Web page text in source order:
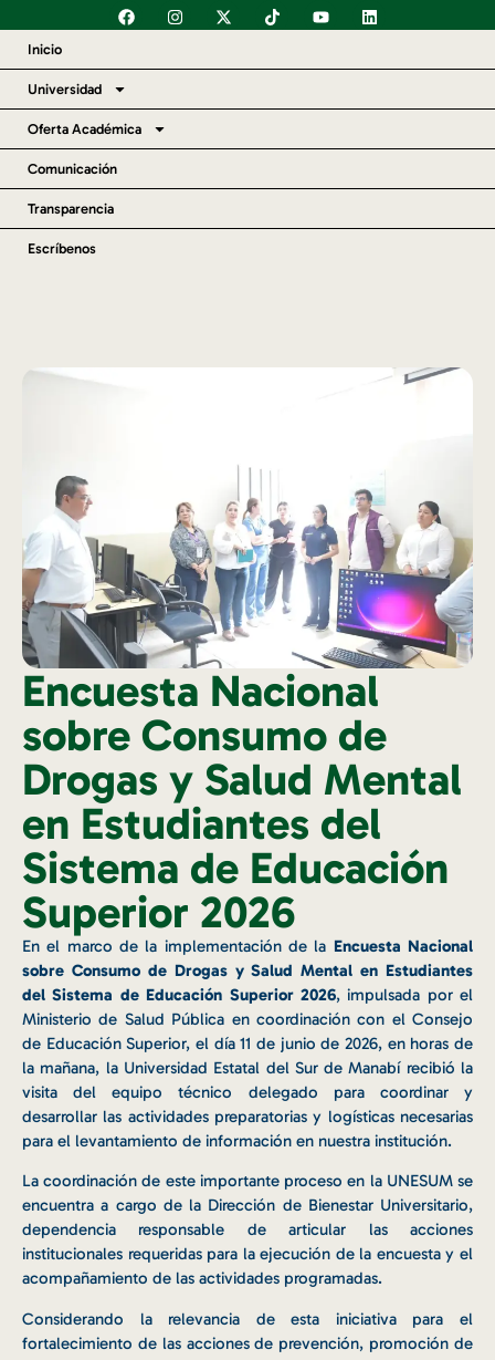
Inicio
Universidad
Oferta Académica
Comunicación
Transparencia
Escríbenos
Encuesta Nacional
sobre Consumo de
Drogas y Salud Mental
en Estudiantes del
Sistema de Educación
Superior 2026
En el marco de la implementación de la Encuesta Nacional
sobre Consumo de Drogas y Salud Mental en Estudiantes
del Sistema de Educación Superior 2026, impulsada por el
Ministerio de Salud Pública en coordinación con el Consejo
de Educación Superior, el día 11 de junio de 2026, en horas de
la mañana, la Universidad Estatal del Sur de Manabí recibió la
visita del equipo técnico delegado para coordinar y
desarrollar las actividades preparatorias y logísticas necesarias
para el levantamiento de información en nuestra institución.
La coordinación de este importante proceso en la UNESUM se
encuentra a cargo de la Dirección de Bienestar Universitario,
dependencia responsable de articular las acciones
institucionales requeridas para la ejecución de la encuesta y el
acompañamiento de las actividades programadas.
Considerando la relevancia de esta iniciativa para el
fortalecimiento de las acciones de prevención, promoción de